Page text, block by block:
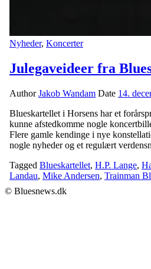
Nyheder, Koncerter
Julegaveideer fra
AuthorJakob Wandam Date 14.
Blueskartellet i Horsens har et
kunne afstedkomme nogle
Flere gamle kendinge i nye
nogle nyheder og et regulært
Tagged Blueskartellet, H.P. Lange,
Landau, Mike Andersen, Trainman
© Bluesnews.dk